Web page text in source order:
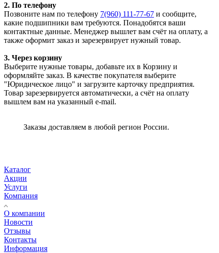
2. По телефону
Позвоните нам по телефону 7(960) 111-77-67 и сообщите,
какие подшипники вам требуются. Понадобятся ваши
контактные данные. Менеджер вышлет вам счёт на оплату, а
также оформит заказ и зарезервирует нужный товар.
3. Через корзину
Выберите нужные товары, добавьте их в Корзину и
оформляйте заказ. В качестве покупателя выберите
"Юридическое лицо" и загрузите карточку предприятия.
Товар зарезервируется автоматически, а счёт на оплату
вышлем вам на указанный e-mail.
Заказы доставляем в любой регион России.
Каталог
Акции
Услуги
Компания
О компании
Новости
Отзывы
Контакты
Информация